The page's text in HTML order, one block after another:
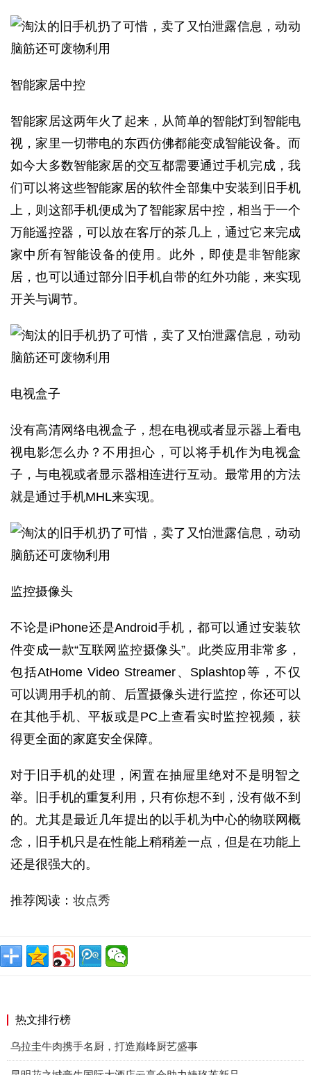
智能家居中控
智能家居这两年火了起来，从简单的智能灯到智能电
视，家里一切带电的东西仿佛都能变成智能设备。而
如今大多数智能家居的交互都需要通过手机完成，我
们可以将这些智能家居的软件全部集中安装到旧手机
上，则这部手机便成为了智能家居中控，相当于一个
万能遥控器，可以放在客厅的茶几上，通过它来完成
家中所有智能设备的使用。此外，即使是非智能家
居，也可以通过部分旧手机自带的红外功能，来实现
开关与调节。
电视盒子
没有高清网络电视盒子，想在电视或者显示器上看电
视电影怎么办？不用担心，可以将手机作为电视盒
子，与电视或者显示器相连进行互动。最常用的方法
就是通过手机MHL来实现。
监控摄像头
不论是iPhone还是Android手机，都可以通过安装软
件变成一款“互联网监控摄像头”。此类应用非常多，
包括AtHome Video Streamer、Splashtop等，不仅
可以调用手机的前、后置摄像头进行监控，你还可以
在其他手机、平板或是PC上查看实时监控视频，获
得更全面的家庭安全保障。
对于旧手机的处理，闲置在抽屉里绝对不是明智之
举。旧手机的重复利用，只有你想不到，没有做不到
的。尤其是最近几年提出的以手机为中心的物联网概
念，旧手机只是在性能上稍稍差一点，但是在功能上
还是很强大的。
推荐阅读： 妆点秀
热文排行榜
乌拉圭牛肉携手名厨，打造巅峰厨艺盛事